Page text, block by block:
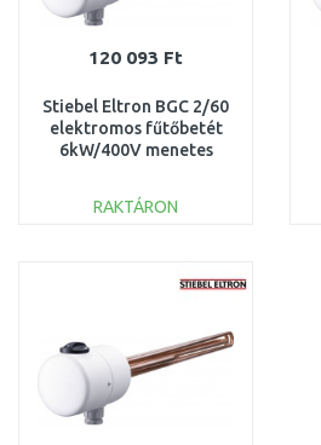
120 093 Ft
Stiebel Eltron BGC 2/60
elektromos fűtőbetét
6kW/400V menetes
232030
RAKTÁRON
Összehasonlítás